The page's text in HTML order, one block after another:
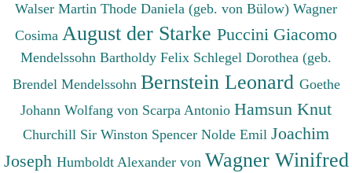
Walser Martin Thode Daniela (geb. von Bülow) Wagner
Cosima August der Starke Puccini Giacomo
Mendelssohn Bartholdy Felix Schlegel Dorothea (geb.
Brendel Mendelssohn Bernstein Leonard Goethe
Johann Wolfang von Scarpa Antonio Hamsun Knut
Churchill Sir Winston Spencer Nolde Emil Joachim
Joseph Humboldt Alexander von Wagner Winifred